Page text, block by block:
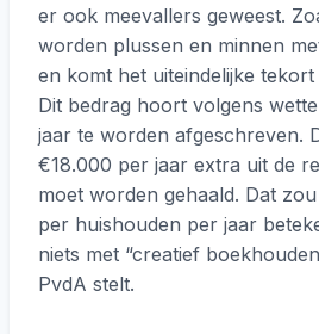
er ook meevallers geweest.
worden plussen en minnen
en komt het uiteindelijke
Dit bedrag hoort volgens
jaar te worden afgeschreven.
€18.000 per jaar extra uit de
moet worden gehaald. Dat
per huishouden per jaar
niets met “creatief
PvdA stelt.